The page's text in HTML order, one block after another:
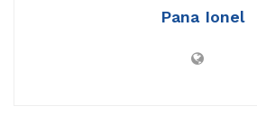
Pana Ionel